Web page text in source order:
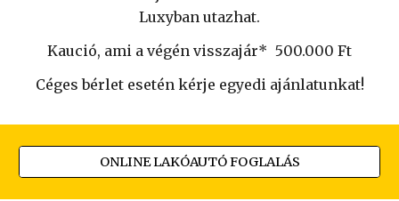
Luxyban utazhat.
Kaució, ami a végén visszajár* 500.000 Ft
Céges bérlet esetén kérje egyedi ajánlatunkat!
ONLINE LAKÓAUTÓ FOGLALÁS